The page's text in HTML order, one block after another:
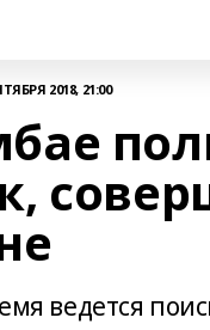
2018, 21:00
ведется